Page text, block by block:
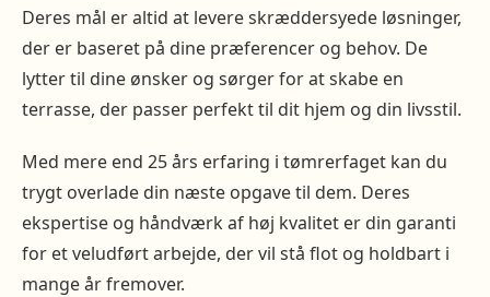
Deres mål er altid at levere skræddersyede løsninger,
der er baseret på dine præferencer og behov. De
lytter til dine ønsker og sørger for at skabe en
terrasse, der passer perfekt til dit hjem og din livsstil.
Med mere end 25 års erfaring i tømrerfaget kan du
trygt overlade din næste opgave til dem. Deres
ekspertise og håndværk af høj kvalitet er din garanti
for et veludført arbejde, der vil stå flot og holdbart i
mange år fremover.